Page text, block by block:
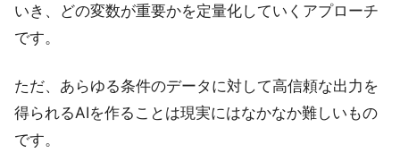
いき、どの変数が重要かを定量化していくアプローチ
です。
ただ、あらゆる条件のデータに対して高信頼な出力を
得られるAIを作ることは現実にはなかなか難しいもの
です。